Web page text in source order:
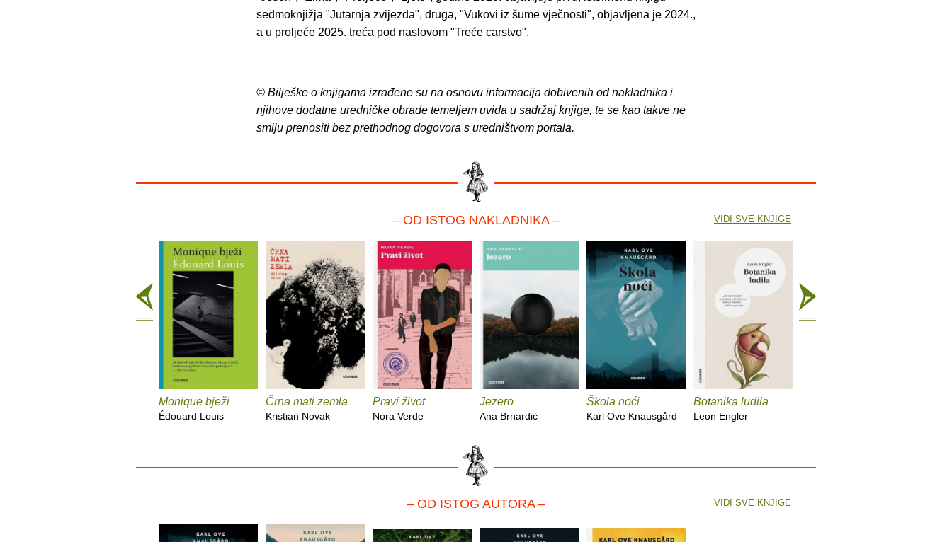
sedmoknjižja "Jutarnja zvijezda", druga, "Vukovi iz šume vječnosti", objavljena je 2024.,
a u proljeće 2025. treća pod naslovom "Treće carstvo".
© Bilješke o knjigama izrađene su na osnovu informacija dobivenih od nakladnika i
njihove dodatne uredničke obrade temeljem uvida u sadržaj knjige, te se kao takve ne
smiju prenositi bez prethodnog dogovora s uredništvom portala.
– OD ISTOG NAKLADNIKA –
Monique bježi
Édouard Louis
Črna mati zemla
Kristian Novak
Pravi život
Nora Verde
Jezero
Ana Brnardić
Škola noći
Karl Ove Knausgård
Botanika ludila
Leon Engler
VIDI SVE KNJIGE
– OD ISTOG AUTORA – VIDI SVE KNJIGE